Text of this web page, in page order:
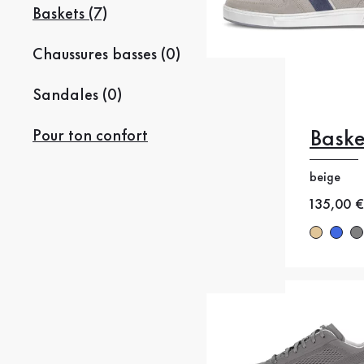
Baskets (7)
Chaussures basses (0)
Sandales (0)
Pour ton confort
beige
Nouveau
135,00 €
40
43
46.5